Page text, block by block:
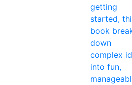
getting
started,
book
down
complex
into fun,